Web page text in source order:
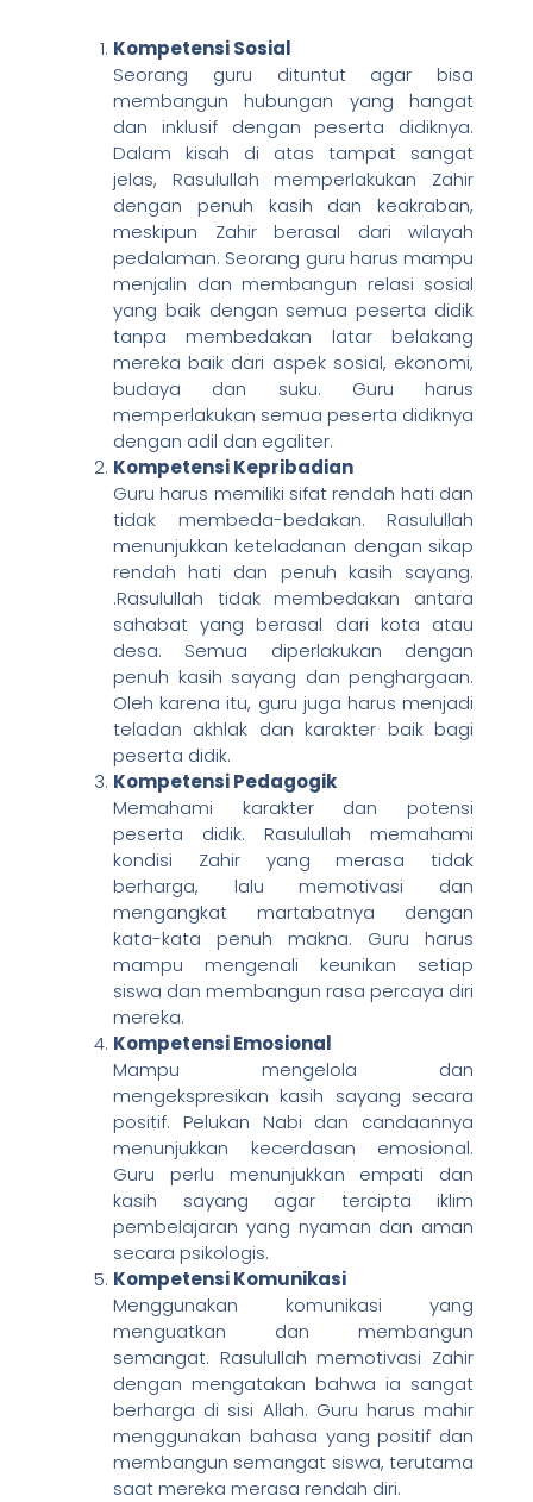
Kompetensi Sosial
Seorang guru dituntut agar bisa
membangun hubungan yang hangat
dan inklusif dengan peserta didiknya.
Dalam kisah di atas tampat sangat
jelas, Rasulullah memperlakukan Zahir
dengan penuh kasih dan keakraban,
meskipun Zahir berasal dari wilayah
pedalaman. Seorang guru harus mampu
menjalin dan membangun relasi sosial
yang baik dengan semua peserta didik
tanpa membedakan latar belakang
mereka baik dari aspek sosial, ekonomi,
budaya dan suku. Guru harus
memperlakukan semua peserta didiknya
dengan adil dan egaliter.
Kompetensi Kepribadian
Guru harus memiliki sifat rendah hati dan
tidak membeda-bedakan. Rasulullah
menunjukkan keteladanan dengan sikap
rendah hati dan penuh kasih sayang.
.Rasulullah tidak membedakan antara
sahabat yang berasal dari kota atau
desa. Semua diperlakukan dengan
penuh kasih sayang dan penghargaan.
Oleh karena itu, guru juga harus menjadi
teladan akhlak dan karakter baik bagi
peserta didik.
Kompetensi Pedagogik
Memahami karakter dan potensi
peserta didik. Rasulullah memahami
kondisi Zahir yang merasa tidak
berharga, lalu memotivasi dan
mengangkat martabatnya dengan
kata-kata penuh makna. Guru harus
mampu mengenali keunikan setiap
siswa dan membangun rasa percaya diri
mereka.
Kompetensi Emosional
Mampu mengelola dan
mengekspresikan kasih sayang secara
positif. Pelukan Nabi dan candaannya
menunjukkan kecerdasan emosional.
Guru perlu menunjukkan empati dan
kasih sayang agar tercipta iklim
pembelajaran yang nyaman dan aman
secara psikologis.
Kompetensi Komunikasi
Menggunakan komunikasi yang
menguatkan dan membangun
semangat. Rasulullah memotivasi Zahir
dengan mengatakan bahwa ia sangat
berharga di sisi Allah. Guru harus mahir
menggunakan bahasa yang positif dan
membangun semangat siswa, terutama
saat mereka merasa rendah diri.